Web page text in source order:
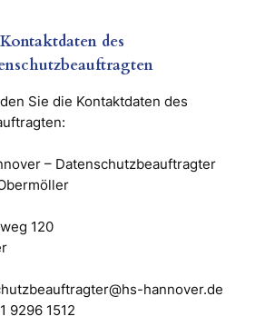
Kontaktdaten des
Sie die Kontaktdaten des
– Datenschutzbeauftragter
120
hannover.de
9296 1512